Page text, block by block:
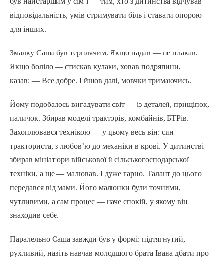
відповідальність, умів стримувати біль і ставати опорою
для інших.
Змалку Саша був терплячим. Якщо падав — не плакав.
Якщо боліло — стискав кулаки, ховав подряпини,
казав: — Все добре. І йшов далі, мовчки тримаючись.
Йому подобалось вигадувати світ — із деталей, прищіпок,
паличок. Збирав моделі тракторів, комбайнів, БТРів.
Захоплювався технікою — у цьому весь він: син
тракториста, з любов’ю до механіки в крові. У дитинстві
збирав мініатюри військової й сільськогосподарської
техніки, а ще — малював. І дуже гарно. Талант до цього
передався від мами. Його малюнки були точними,
чутливими, а сам процес — наче спокій, у якому він
знаходив себе.
Паралельно Саша завжди був у формі: підтягнутий,
рухливий, навіть навчав молодшого брата Івана дбати про